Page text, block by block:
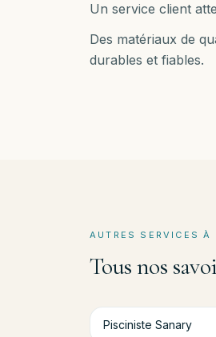
Un service client
Des matériaux de
durables et fiables.
AUTRES SERVICES À
Tous nos
Pisciniste Sanary